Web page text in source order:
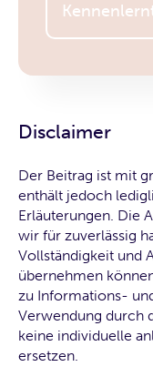
Disclaimer
Der Beitrag ist mit
enthält jedoch
Erläuterungen. Die
wir für zuverlässig
Vollständigkeit und
übernehmen
zu Informations-
Verwendung durch
keine individuelle
ersetzen.